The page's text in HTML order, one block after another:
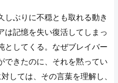
しぶりに不穏とも取れる動き
は記憶を失い復活してしまっ
としてくる。なぜブレイバー
できたのに、それを黙ってい
しては、その言葉を理解し、